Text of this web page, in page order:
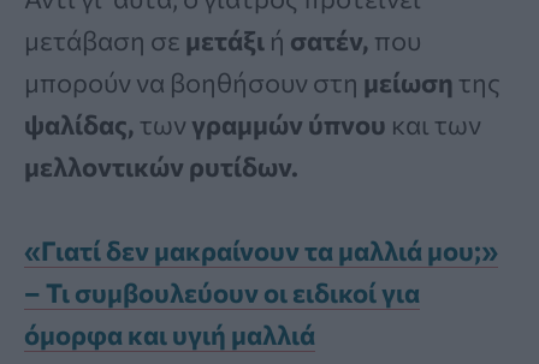
μετάβαση σε μετάξι ή σατέν, που
μπορούν να βοηθήσουν στη μείωση της
ψαλίδας, τωνγραμμών ύπνου και των
μελλοντικών ρυτίδων.
«Γιατί δεν μακραίνουν τα μαλλιά μου;»
– Τι συμβουλεύουν οι ειδικοί για
όμορφα και υγιή μαλλιά